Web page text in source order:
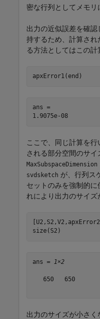
密な行列としてメモリ
出力の近似誤差を確認
持するため、計算され
る方法としてはこの計
apxError1(end)
ans =
1.9075e-08
ここで、同じ計算を行
される部分空間のサイ
MaxSubspaceDimension
svdsketch が、行列ス
セットのみを強制的に
れにより出力のサイズ
size(S2)
ans = 1×2
   650   650
出力のサイズが小さく